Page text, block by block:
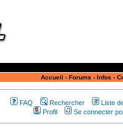
Accueil - Forums - Infos -
FAQ Rechercher
Liste
Profil
Se connecter